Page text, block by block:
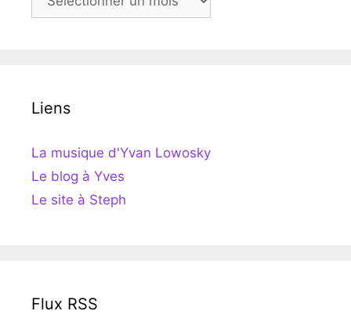
Liens
La musique d'Yvan Lowosky
Le blog à Yves
Le site à Steph
Flux RSS